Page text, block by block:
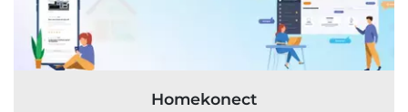
Homekonect